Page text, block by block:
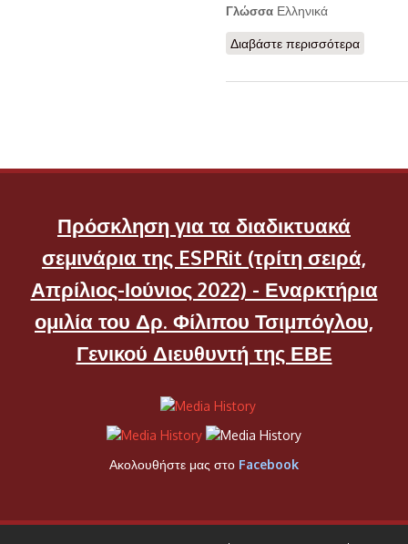
Γλώσσα Ελληνικά
Διαβάστε περισσότερα
Πρόσκληση για τα διαδικτυακά
σεμινάρια της ESPRit (τρίτη σειρά,
Απρίλιος-Ιούνιος 2022) - Εναρκτήρια
ομιλία του Δρ. Φίλιπου Τσιμπόγλου,
Γενικού Διευθυντή της ΕΒΕ
Ακολουθήστε μας στο Facebook